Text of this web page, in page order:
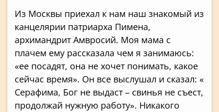
Из Москвы приехал к нам наш знакомый из
канцелярии патриарха Пимена,
архимандрит Амвросий. Моя мама с
плачем ему рассказала чем я занимаюсь:
«ее посадят, она не хочет понимать, какое
сейчас время». Он все выслушал и сказал: «
Серафима, Бог не выдаст – свинья не съест,
продолжай нужную работу». Никакого